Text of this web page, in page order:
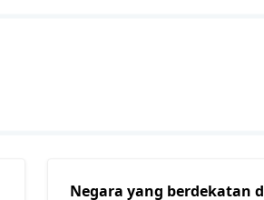
Negara yang berdekatan